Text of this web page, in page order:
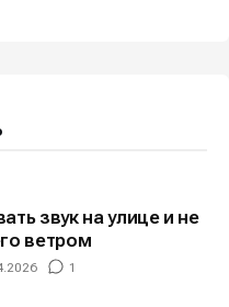
звук на улице и не
ветром
1